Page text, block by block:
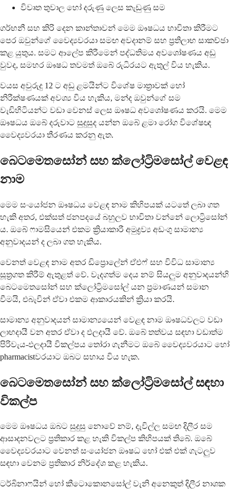
විවෘත තුවාල හෝ දරුණු ලෙස කැඩුණු සම
ගර්භනී සහ කිරි දෙන කාන්තාවන් මෙම ඖෂධය භාවිතා කිරීමට
පෙර ඔවුන්ගේ වෛද්‍යවරයා සමඟ අවදානම් සහ ප්‍රතිලාභ සාකච්ඡා
කළ යුතුය. සමට ආලේප කිරීමෙන් පද්ධතිමය අවශෝෂණය අඩු
වුවද, සමහර ඖෂධ තවමත් ඔබේ රුධිරයට ඇතුල් විය හැකිය.
වයස අවුරුදු 12 ට අඩු ළමයින්ට විශේෂ මාත්‍රාවක් හෝ
නිරීක්ෂණයක් අවශ්‍ය විය හැකිය, මන්ද ඔවුන්ගේ සම
වැඩිහිටියන්ට වඩා වෙනස් ලෙස ඖෂධ අවශෝෂණය කරයි. මෙම
ඖෂධය ඔබේ දරුවාට සුදුසුද යන්න ඔබේ ළමා රෝග විශේෂඥ
වෛද්‍යවරයා තීරණය කරනු ඇත.
බෙටමෙතසෝන් සහ ක්ලෝට්‍රිමසෝල් වෙළඳ
නාම
මෙම සංයෝජන ඖෂධය වෙළඳ නාම කිහිපයක් යටතේ ලබා ගත
හැකි අතර, එක්සත් ජනපදයේ බහුලව භාවිතා වන්නේ ලොට්‍රිසෝන්
ය. ඔබේ ෆාමසියෙන් එකම ක්‍රියාකාරී අමුද්‍රව්‍ය අඩංගු සාමාන්‍ය
අනුවාදයන් ද ලබා ගත හැකිය.
වෙනත් වෙළඳ නාම අතර ඩිප්‍රොලේන් ඒඑෆ් සහ විවිධ සාමාන්‍ය
සූත්‍රගත කිරීම් ඇතුළත් වේ. වැදගත්ම දෙය නම් සියලුම අනුවාදයන්හි
බෙටමෙතසෝන් සහ ක්ලෝට්‍රිමසෝල් යන ප්‍රමාණයන් සමාන
වීමයි, එබැවින් ඒවා එකම ආකාරයකින් ක්‍රියා කරයි.
සාමාන්‍ය අනුවාදයන් සාමාන්‍යයෙන් වෙළඳ නාම ඖෂධවලට වඩා
ලාභදායී වන අතර ඒවා ද ඵලදායී වේ. ඔබේ තත්වය සඳහා වඩාත්ම
පිරිවැය-ඵලදායී විකල්පය තෝරා ගැනීමට ඔබේ වෛද්‍යවරයාට හෝ
pharmacistවරයාට ඔබට සහාය විය හැක.
බෙටමෙතසෝන් සහ ක්ලෝට්‍රිමසෝල් සඳහා
විකල්ප
මෙම ඖෂධය ඔබට සුදුසු නොවේ නම්, දැවිල්ල සමඟ දිලීර සම
ආසාදනවලට ප්‍රතිකාර කළ හැකි විකල්ප කිහිපයක් තිබේ. ඔබේ
වෛද්‍යවරයාට වෙනත් සංයෝජන ඖෂධ හෝ එක් එක් ගැටලුව
සඳහා වෙනම ප්‍රතිකාර නිර්දේශ කළ හැකිය.
ටර්බිනාෆයින් හෝ කීටොකොනසෝල් වැනි අනෙකුත් දිලීර නාශක